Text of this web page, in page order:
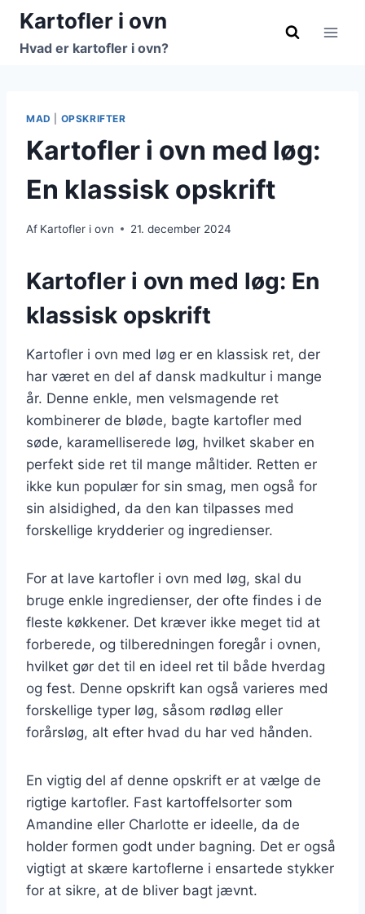
Fortsæt
indhold
Kartofler i ovn
Hvad er kartofler i ovn?
MAD OPSKRIFTER
Kartofler i ovn med løg:
En klassisk opskrift
Af Kartofler i ovn 21. december 2024
Kartofler i ovn med løg: En
klassisk opskrift
Kartofler i ovn med løg er en klassisk ret, der
har været en del af dansk madkultur i mange
år. Denne enkle, men velsmagende ret
kombinerer de bløde, bagte kartofler med
søde, karamelliserede løg, hvilket skaber en
perfekt side ret til mange måltider. Retten er
ikke kun populær for sin smag, men også for
sin alsidighed, da den kan tilpasses med
forskellige krydderier og ingredienser.
For at lave kartofler i ovn med løg, skal du
bruge enkle ingredienser, der ofte findes i de
fleste køkkener. Det kræver ikke meget tid at
forberede, og tilberedningen foregår i ovnen,
hvilket gør det til en ideel ret til både hverdag
og fest. Denne opskrift kan også varieres med
forskellige typer løg, såsom rødløg eller
forårsløg, alt efter hvad du har ved hånden.
En vigtig del af denne opskrift er at vælge de
rigtige kartofler. Fast kartoffelsorter som
Amandine eller Charlotte er ideelle, da de
holder formen godt under bagning. Det er også
vigtigt at skære kartoflerne i ensartede stykker
for at sikre, at de bliver bagt jævnt.